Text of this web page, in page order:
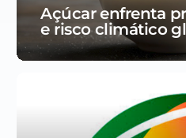
Açúcar enfrenta
e risco climático